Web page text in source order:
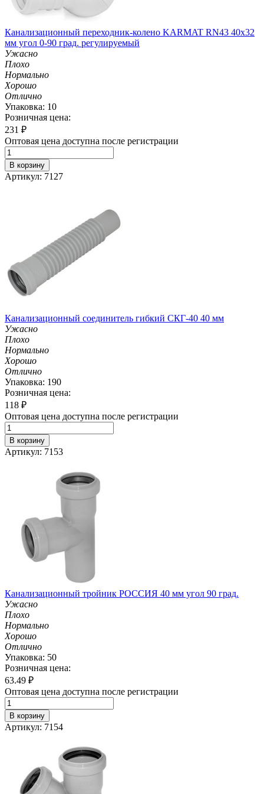
Канализационный переходник-колено KARMAT RN43 40х32
мм угол 0-90 град. регулируемый
Ужасно
Плохо
Нормально
Хорошо
Отлично
Упаковка: 10
Розничная цена:
231 ₽
Оптовая цена доступна после регистрации
В корзину
Артикул: 7127
Канализационный соединитель гибкий СКГ-40 40 мм
Ужасно
Плохо
Нормально
Хорошо
Отлично
Упаковка: 190
Розничная цена:
118 ₽
Оптовая цена доступна после регистрации
В корзину
Артикул: 7153
Канализационный тройник РОССИЯ 40 мм угол 90 град.
Ужасно
Плохо
Нормально
Хорошо
Отлично
Упаковка: 50
Розничная цена:
63.49 ₽
Оптовая цена доступна после регистрации
В корзину
Артикул: 7154